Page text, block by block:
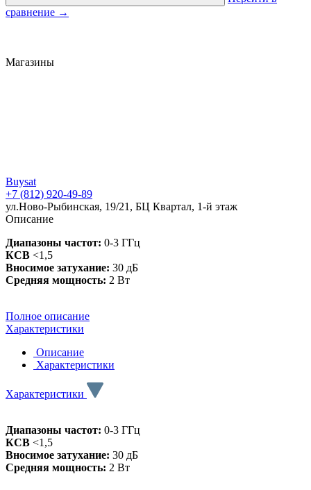
сравнение →
Магазины
Buysat
+7 (812) 920-49-89
ул.Ново-Рыбинская, 19/21, БЦ Квартал, 1-й этаж
Описание
Диапазоны частот: 0-3 ГГц
КСВ <1,5
Вносимое затухание: 30 дБ
Средняя мощность: 2 Вт
Полное описание
Характеристики
Описание
Характеристики
Характеристики
Диапазоны частот: 0-3 ГГц
КСВ <1,5
Вносимое затухание: 30 дБ
Средняя мощность: 2 Вт